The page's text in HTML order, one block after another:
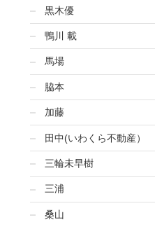
黒木優
鴨川 載
馬場
脇本
加藤
田中(いわくら不動産）
三輪未早樹
三浦
桑山